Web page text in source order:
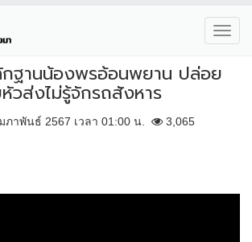
กฐานน้องพรอ้อนพยาน ปล่อย
ส่งไม่รู้จักรถสังหาร
ภาพันธ์ 2567 เวลา 01:00 น. 3,065